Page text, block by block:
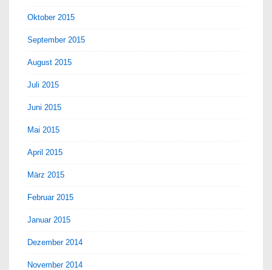
Oktober 2015
September 2015
August 2015
Juli 2015
Juni 2015
Mai 2015
April 2015
März 2015
Februar 2015
Januar 2015
Dezember 2014
November 2014